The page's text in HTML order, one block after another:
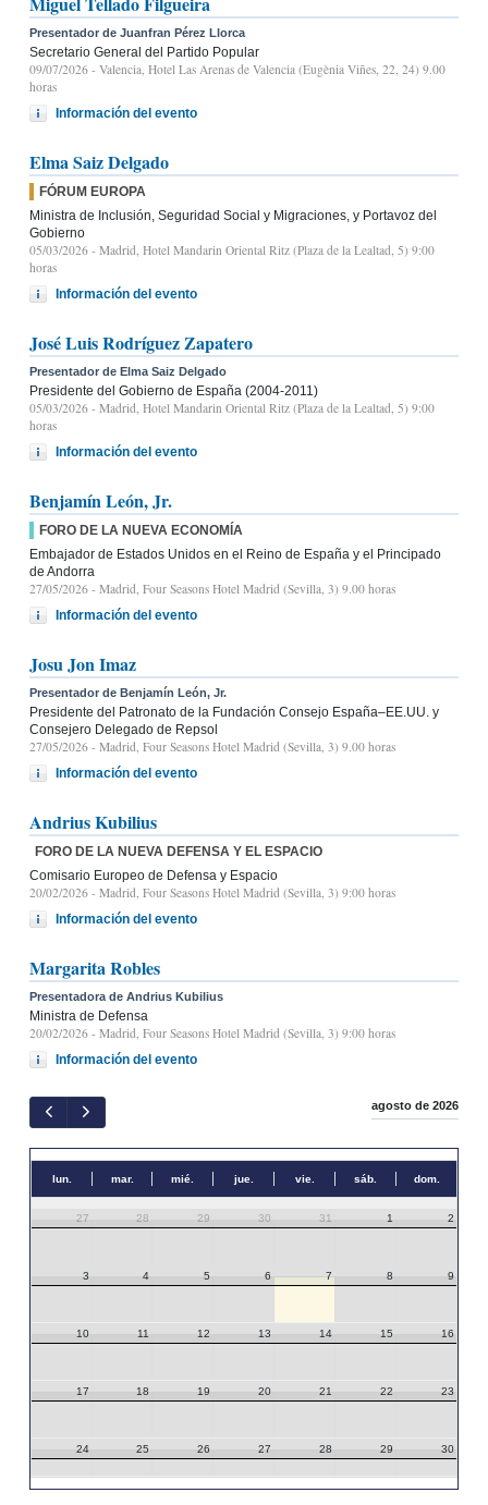
Presentador de Juanfran Pérez Llorca
Secretario General del Partido Popular
09/07/2026 - Valencia, Hotel Las Arenas de Valencia (Eugènia Viñes, 22, 24) 9.00
horas
Información del evento
Elma Saiz Delgado
FÓRUM EUROPA
Ministra de Inclusión, Seguridad Social y Migraciones, y Portavoz del
Gobierno
05/03/2026 - Madrid, Hotel Mandarin Oriental Ritz (Plaza de la Lealtad, 5) 9:00
horas
Información del evento
José Luis Rodríguez Zapatero
Presentador de Elma Saiz Delgado
Presidente del Gobierno de España (2004-2011)
05/03/2026 - Madrid, Hotel Mandarin Oriental Ritz (Plaza de la Lealtad, 5) 9:00
horas
Información del evento
Benjamín León, Jr.
FORO DE LA NUEVA ECONOMÍA
Embajador de Estados Unidos en el Reino de España y el Principado
de Andorra
27/05/2026 - Madrid, Four Seasons Hotel Madrid (Sevilla, 3) 9.00 horas
Información del evento
Josu Jon Imaz
Presentador de Benjamín León, Jr.
Presidente del Patronato de la Fundación Consejo España–EE.UU. y
Consejero Delegado de Repsol
27/05/2026 - Madrid, Four Seasons Hotel Madrid (Sevilla, 3) 9.00 horas
Información del evento
Andrius Kubilius
FORO DE LA NUEVA DEFENSA Y EL ESPACIO
Comisario Europeo de Defensa y Espacio
20/02/2026 - Madrid, Four Seasons Hotel Madrid (Sevilla, 3) 9:00 horas
Información del evento
Margarita Robles
Presentadora de Andrius Kubilius
Ministra de Defensa
20/02/2026 - Madrid, Four Seasons Hotel Madrid (Sevilla, 3) 9:00 horas
Información del evento
agosto de 2026
lun. mar. mié. jue. vie. sáb. dom.
27 28 29 30 31 1 2
3 4 5 6 7 8 9
10 11 12 13 14 15 16
17 18 19 20 21 22 23
24 25 26 27 28 29 30